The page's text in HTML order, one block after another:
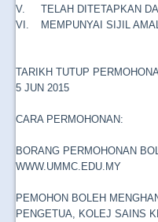
V.
TELAH DITETAPKAN
VI.
MEMPUNYAI SIJIL
TARIKH TUTUP
5 JUN 2015
CARA PERMOHONAN:
BORANG PERMOHONAN
WWW.UMMC.EDU.MY
PEMOHON BOLEH
PENGETUA, KOLEJ SAINS